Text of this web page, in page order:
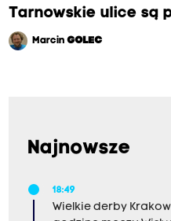
Tarnowskie ulice są
MarcinGOLEC
Najnowsze
18:49
Wielkie derby